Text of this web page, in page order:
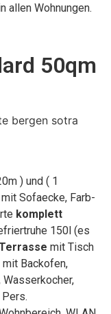
allen Wohnungen.
50qm
) und ( 1
mit Sofaecke, Farb-
komplett
150l (es
mit Tisch
mit Backofen,